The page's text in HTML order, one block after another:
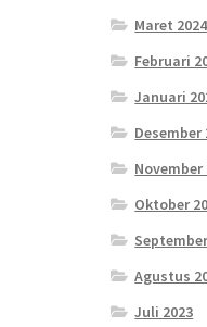
Maret 2024
Februari
Januari
Desember
November
Oktober
Agustus
Juli 2023